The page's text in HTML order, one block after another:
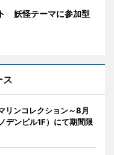
妖怪テーマに参加型
ス
リンコレクション～8月
デンビル1F）にて期間限